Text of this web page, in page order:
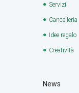
Servizi
Cancelleria
Idee regalo
Creatività
News